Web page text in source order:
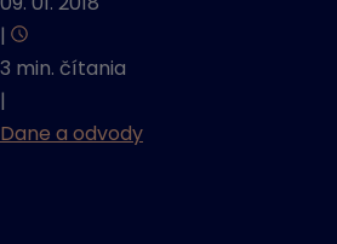
|
3 min. čítania
|
Dane a odvody